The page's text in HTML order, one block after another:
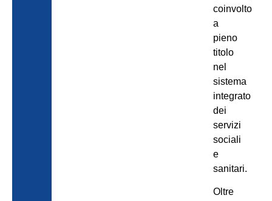
coinvolto
a
pieno
titolo
nel
sistema
integrato
dei
servizi
sociali
e
sanitari.
Oltre